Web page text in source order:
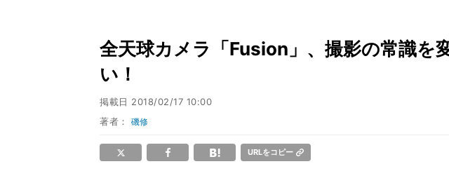
全天球カメラ「Fusion」、撮影の常識を
い！
掲載日 2018/02/17 10:00
著者：磯修
URLをコピー